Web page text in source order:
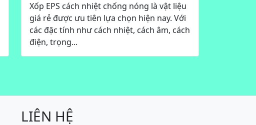
Xốp EPS cách nhiệt chống nóng là vật liệu
giá rẻ được ưu tiên lựa chọn hiện nay. Với
các đặc tính như cách nhiệt, cách âm, cách
điện, trọng...
LIÊN HỆ